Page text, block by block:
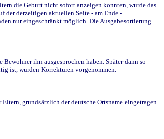
die Geburt nicht sofort anzeigen konnten, wurde das
der derzeitigen aktuellen Seite - am Ende -
nur eingeschränkt möglich. Die Ausgabesortierung
ihn ausgesprochen haben. Später dann so
ist, wurden Korrekturen vorgenommen.
grundsätzlich der deutsche Ortsname eingetragen.